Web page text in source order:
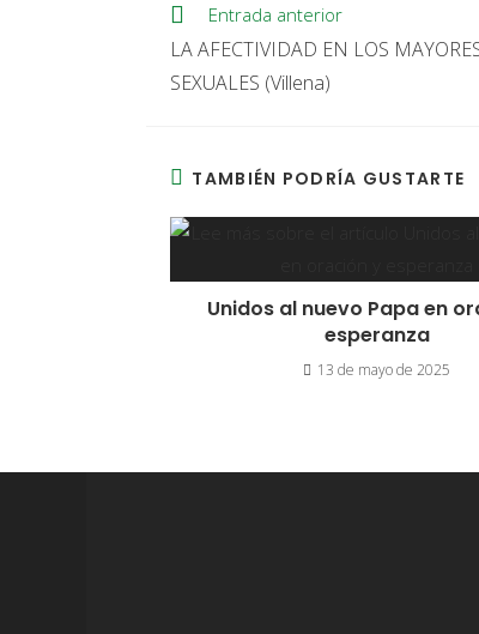
Entrada anterior
LA AFECTIVIDAD EN LOS
SEXUALES (Villena)
TAMBIÉN PODRÍA GUSTARTE
Unidos al nuevo Papa en
esperanza
13 de mayo de 2025